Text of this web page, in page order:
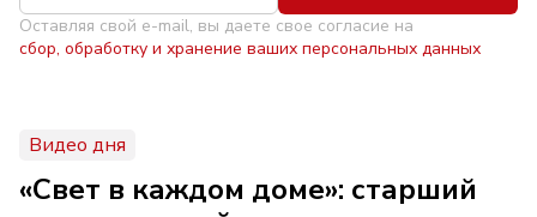
Оставляя свой e-mail, вы даете свое согласие на
сбор, обработку и хранение ваших персональных данных
Видео дня
«Свет в каждом доме»: старший